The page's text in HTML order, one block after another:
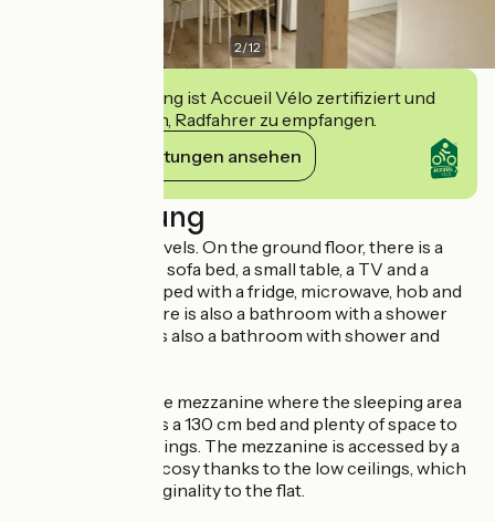
2/12
Diese Einrichtung ist Accueil Vélo zertifiziert und
verpflichtet sich, Radfahrer zu empfangen.
Ihre Verpflichtungen ansehen
Beschreibung
The flat has two levels. On the ground floor, there is a
lounge area with a sofa bed, a small table, a TV and a
kitchenette equipped with a fridge, microwave, hob and
coffee maker. There is also a bathroom with a shower
and toilet. There is also a bathroom with shower and
Up the stairs to the mezzanine where the sleeping area
is located. There is a 130 cm bed and plenty of space to
store your belongings. The mezzanine is accessed by a
ladder, and is very cosy thanks to the low ceilings, which
add charm and originality to the flat.